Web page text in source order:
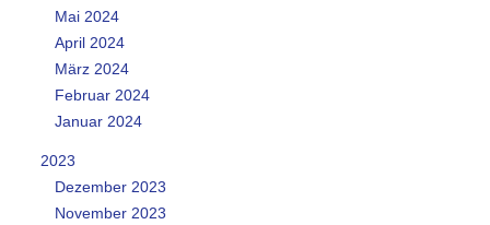
Mai 2024
April 2024
März 2024
Februar 2024
Januar 2024
2023
Dezember 2023
November 2023